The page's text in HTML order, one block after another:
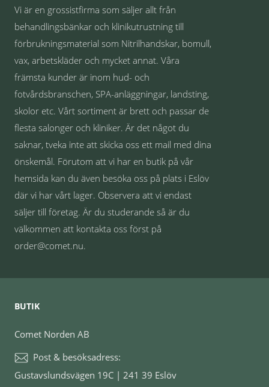
Vi är en grossistfirma som säljer allt från
behandlingsbänkar och klinikutrustning till
förbrukningsmaterial som Nitrilhandskar, bomull,
vax, arbetskläder och mycket annat. Våra
främsta kunder är inom hud- och
fotvårdsbranschen, SPA-anläggningar, landsting,
skolor etc. Vårt sortiment är brett och passar de
flesta salonger och kliniker. Är det något du
saknar, tveka inte att skicka oss ett mail med dina
önskemål. Förutom att vi har en butik på vår
hemsida kan du även besöka oss på plats i Eslöv
där vi har vårt lager. Observera att vi endast
säljer till företag. Är du studerande så är du
välkommen att kontakta oss först på
order@comet.nu.
BUTIK
Comet Norden AB
Post & besöksadress:
Gustavslundsvägen 19C | 241 39 Eslöv